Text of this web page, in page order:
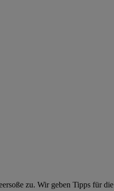
zu. Wir geben Tipps für